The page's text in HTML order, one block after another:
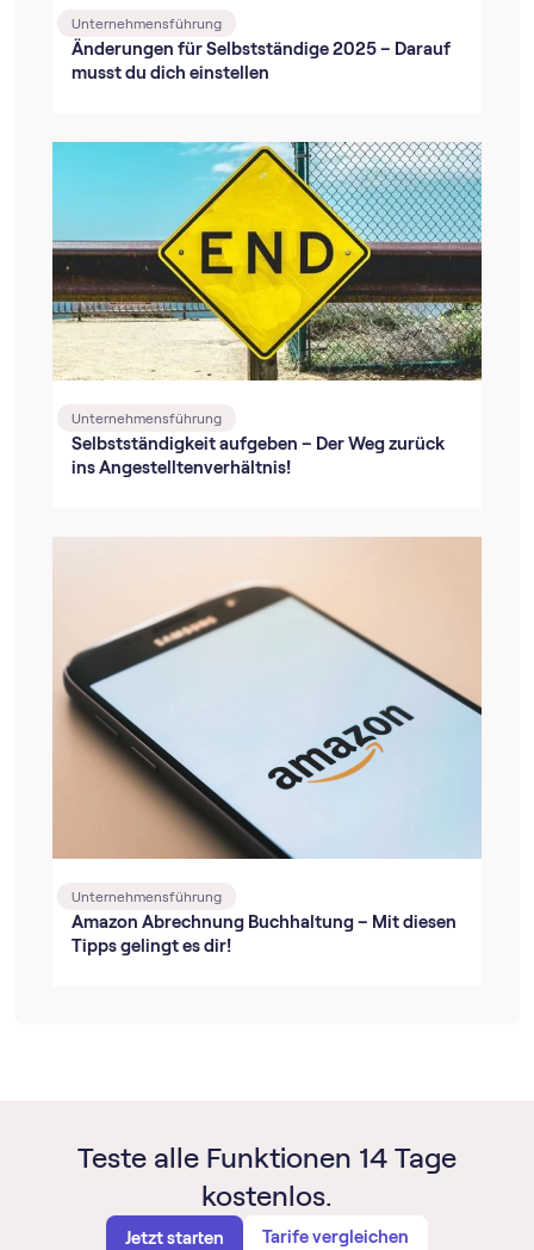
Unternehmensführung
Änderungen für Selbstständige 2025 – Darauf
musst du dich einstellen
Unternehmensführung
Selbstständigkeit aufgeben – Der Weg zurück
ins Angestelltenverhältnis!
Unternehmensführung
Amazon Abrechnung Buchhaltung – Mit diesen
Tipps gelingt es dir!
Teste alle Funktionen 14 Tage
kostenlos.
Jetzt starten Tarife vergleichen